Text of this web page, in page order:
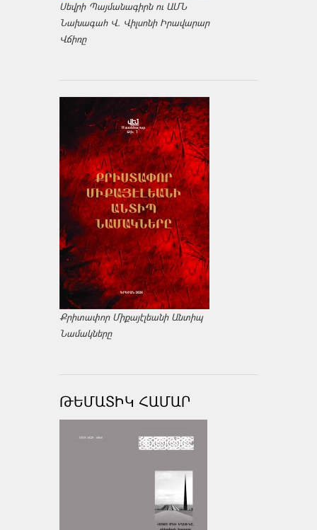
Սեվրի Պայմանագիրն ու ԱՄՆ
Նախագահ Վ. Վիլսոնի Իրավարար
Վճիռը
Քրիտափոր Միքայէլեանի Անտիպ
Նամակները
ԹԵՄԱՏԻԿ ՀԱՄԱՐ